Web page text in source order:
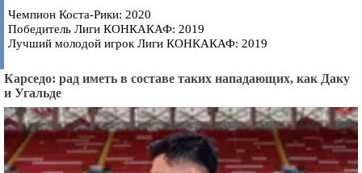
Чемпион Коста-Рики: 2020
Победитель Лиги КОНКАКАФ: 2019
Лучший молодой игрок Лиги КОНКАКАФ: 2019
Карседо: рад иметь в составе таких нападающих, как Даку
и Угальде